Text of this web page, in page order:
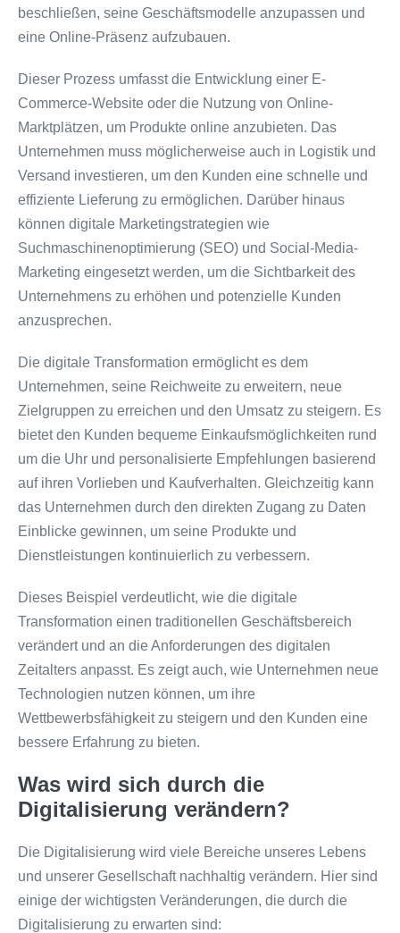
beschließen, seine Geschäftsmodelle anzupassen und
eine Online-Präsenz aufzubauen.
Dieser Prozess umfasst die Entwicklung einer E-
Commerce-Website oder die Nutzung von Online-
Marktplätzen, um Produkte online anzubieten. Das
Unternehmen muss möglicherweise auch in Logistik und
Versand investieren, um den Kunden eine schnelle und
effiziente Lieferung zu ermöglichen. Darüber hinaus
können digitale Marketingstrategien wie
Suchmaschinenoptimierung (SEO) und Social-Media-
Marketing eingesetzt werden, um die Sichtbarkeit des
Unternehmens zu erhöhen und potenzielle Kunden
anzusprechen.
Die digitale Transformation ermöglicht es dem
Unternehmen, seine Reichweite zu erweitern, neue
Zielgruppen zu erreichen und den Umsatz zu steigern. Es
bietet den Kunden bequeme Einkaufsmöglichkeiten rund
um die Uhr und personalisierte Empfehlungen basierend
auf ihren Vorlieben und Kaufverhalten. Gleichzeitig kann
das Unternehmen durch den direkten Zugang zu Daten
Einblicke gewinnen, um seine Produkte und
Dienstleistungen kontinuierlich zu verbessern.
Dieses Beispiel verdeutlicht, wie die digitale
Transformation einen traditionellen Geschäftsbereich
verändert und an die Anforderungen des digitalen
Zeitalters anpasst. Es zeigt auch, wie Unternehmen neue
Technologien nutzen können, um ihre
Wettbewerbsfähigkeit zu steigern und den Kunden eine
bessere Erfahrung zu bieten.
Was wird sich durch die
Digitalisierung verändern?
Die Digitalisierung wird viele Bereiche unseres Lebens
und unserer Gesellschaft nachhaltig verändern. Hier sind
einige der wichtigsten Veränderungen, die durch die
Digitalisierung zu erwarten sind: